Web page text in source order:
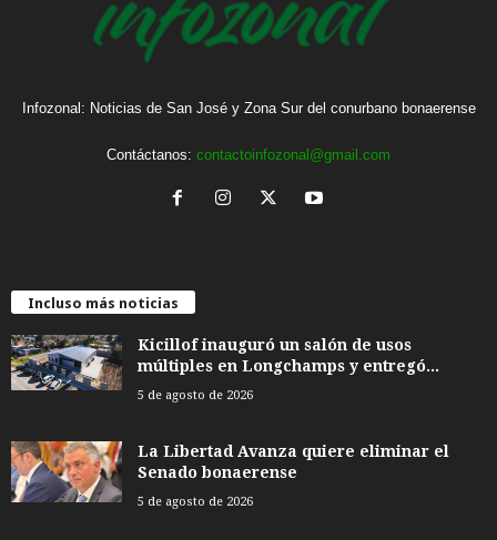
Infozonal: Noticias de San José y Zona Sur del conurbano bonaerense
Contáctanos: contactoinfozonal@gmail.com
Incluso más noticias
Kicillof inauguró un salón de usos
múltiples en Longchamps y entregó...
5 de agosto de 2026
La Libertad Avanza quiere eliminar el
Senado bonaerense
5 de agosto de 2026